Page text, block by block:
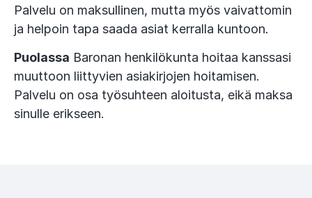
Palvelu on maksullinen, mutta myös vaivattomin
ja helpoin tapa saada asiat kerralla kuntoon.
Puolassa Baronan henkilökunta hoitaa kanssasi
muuttoon liittyvien asiakirjojen hoitamisen.
Palvelu on osa työsuhteen aloitusta, eikä maksa
sinulle erikseen.